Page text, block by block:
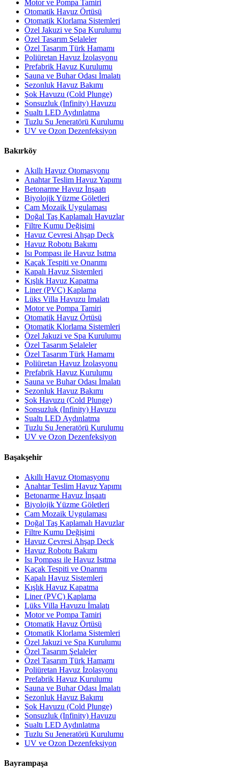
Motor ve Pompa Tamiri
Otomatik Havuz Örtüsü
Otomatik Klorlama Sistemleri
Özel Jakuzi ve Spa Kurulumu
Özel Tasarım Şelaleler
Özel Tasarım Türk Hamamı
Poliüretan Havuz İzolasyonu
Prefabrik Havuz Kurulumu
Sauna ve Buhar Odası İmalatı
Sezonluk Havuz Bakımı
Şok Havuzu (Cold Plunge)
Sonsuzluk (Infinity) Havuzu
Sualtı LED Aydınlatma
Tuzlu Su Jeneratörü Kurulumu
UV ve Ozon Dezenfeksiyon
Bakırköy
Akıllı Havuz Otomasyonu
Anahtar Teslim Havuz Yapımı
Betonarme Havuz İnşaatı
Biyolojik Yüzme Göletleri
Cam Mozaik Uygulaması
Doğal Taş Kaplamalı Havuzlar
Filtre Kumu Değişimi
Havuz Çevresi Ahşap Deck
Havuz Robotu Bakımı
Isı Pompası ile Havuz Isıtma
Kaçak Tespiti ve Onarımı
Kapalı Havuz Sistemleri
Kışlık Havuz Kapatma
Liner (PVC) Kaplama
Lüks Villa Havuzu İmalatı
Motor ve Pompa Tamiri
Otomatik Havuz Örtüsü
Otomatik Klorlama Sistemleri
Özel Jakuzi ve Spa Kurulumu
Özel Tasarım Şelaleler
Özel Tasarım Türk Hamamı
Poliüretan Havuz İzolasyonu
Prefabrik Havuz Kurulumu
Sauna ve Buhar Odası İmalatı
Sezonluk Havuz Bakımı
Şok Havuzu (Cold Plunge)
Sonsuzluk (Infinity) Havuzu
Sualtı LED Aydınlatma
Tuzlu Su Jeneratörü Kurulumu
UV ve Ozon Dezenfeksiyon
Başakşehir
Akıllı Havuz Otomasyonu
Anahtar Teslim Havuz Yapımı
Betonarme Havuz İnşaatı
Biyolojik Yüzme Göletleri
Cam Mozaik Uygulaması
Doğal Taş Kaplamalı Havuzlar
Filtre Kumu Değişimi
Havuz Çevresi Ahşap Deck
Havuz Robotu Bakımı
Isı Pompası ile Havuz Isıtma
Kaçak Tespiti ve Onarımı
Kapalı Havuz Sistemleri
Kışlık Havuz Kapatma
Liner (PVC) Kaplama
Lüks Villa Havuzu İmalatı
Motor ve Pompa Tamiri
Otomatik Havuz Örtüsü
Otomatik Klorlama Sistemleri
Özel Jakuzi ve Spa Kurulumu
Özel Tasarım Şelaleler
Özel Tasarım Türk Hamamı
Poliüretan Havuz İzolasyonu
Prefabrik Havuz Kurulumu
Sauna ve Buhar Odası İmalatı
Sezonluk Havuz Bakımı
Şok Havuzu (Cold Plunge)
Sonsuzluk (Infinity) Havuzu
Sualtı LED Aydınlatma
Tuzlu Su Jeneratörü Kurulumu
UV ve Ozon Dezenfeksiyon
Bayrampaşa